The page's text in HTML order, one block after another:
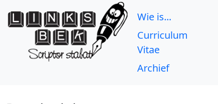
Wie is...
Curriculum
Vitae
Archief